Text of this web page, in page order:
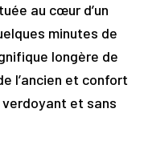
au cœur d’un
minutes de
longère de
l’ancien et confort
et sans